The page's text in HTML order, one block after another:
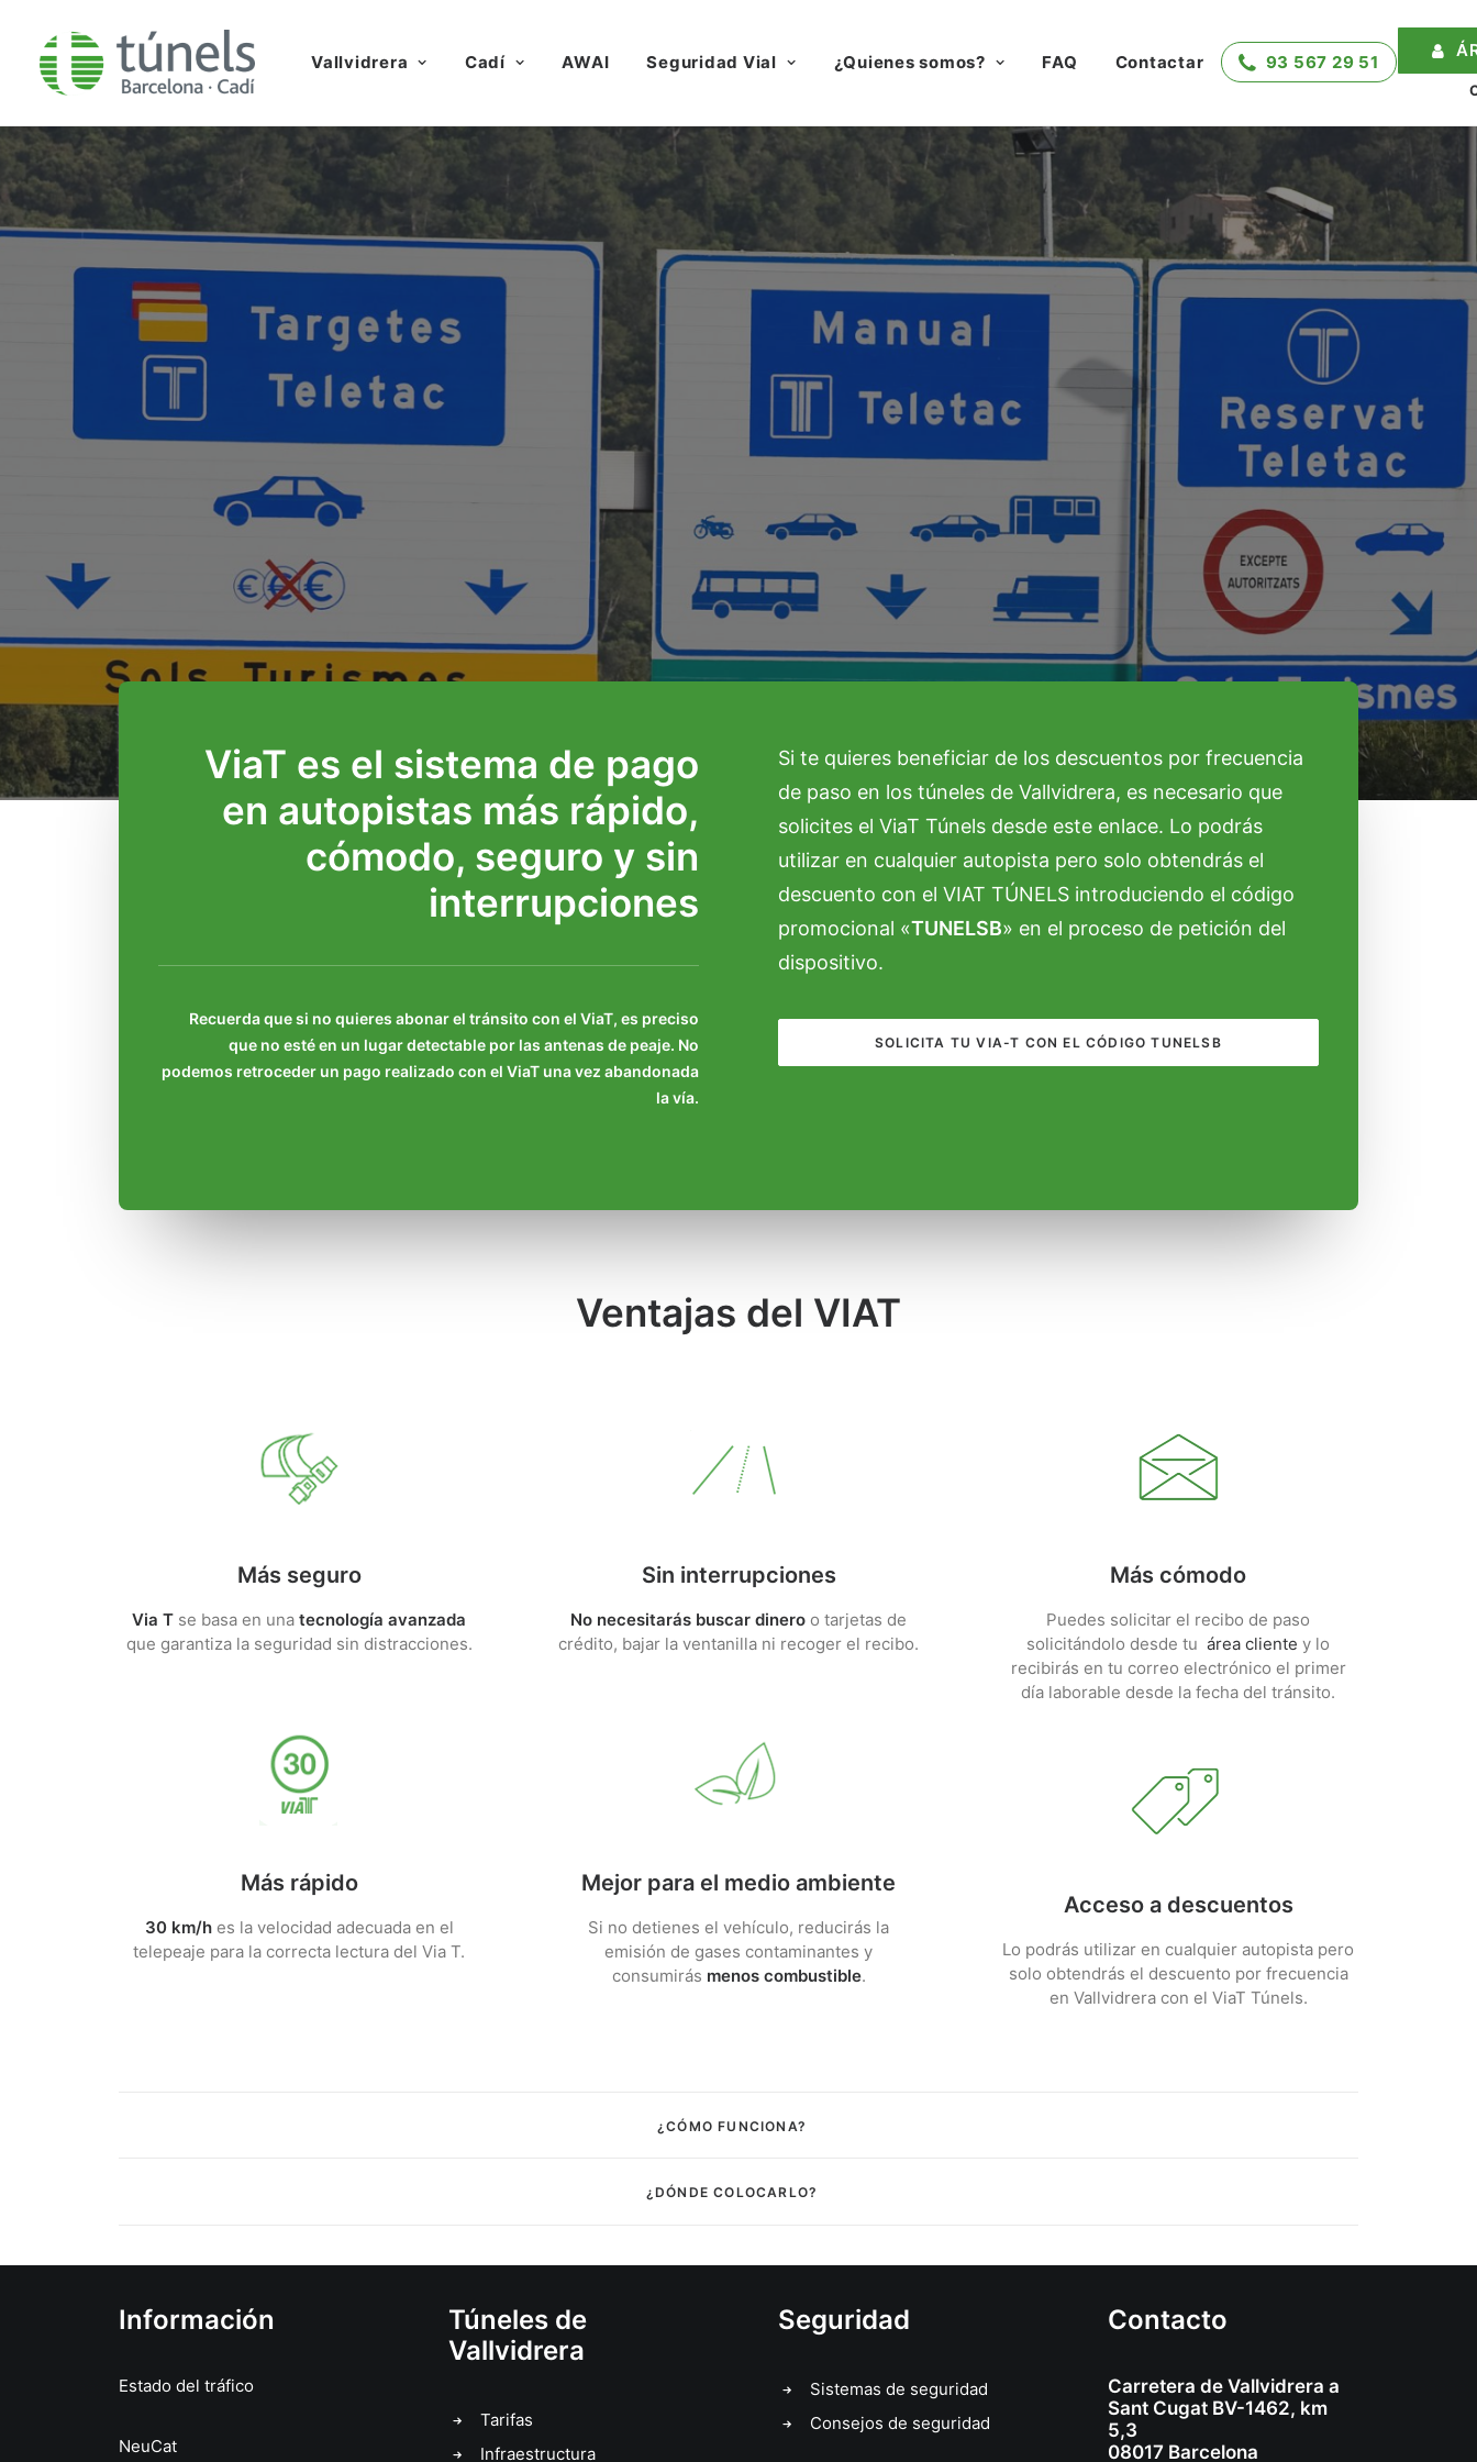
Vallvidrera Cadí AWAI Seguridad Vial ¿Quienes somos? FAQ Contactar 93 567 29 51
ViaT es el sistema de pago
en autopistas más rápido,
cómodo, seguro y sin
interrupciones
Recuerda que si no quieres abonar el tránsito con el ViaT, es preciso
que no esté en un lugar detectable por las antenas de peaje. No
podemos retroceder un pago realizado con el ViaT una vez abandonada
la vía.
Si te quieres beneficiar de los descuentos por frecuencia
de paso en los túneles de Vallvidrera, es necesario que
solicites el ViaT Túnels desde este enlace. Lo podrás
utilizar en cualquier autopista pero solo obtendrás el
descuento con el VIAT TÚNELS introduciendo el código
promocional «TUNELSB» en el proceso de petición del
dispositivo.
SOLICITA TU VIA-T CON EL CÓDIGO TUNELSB
Ventajas del VIAT
Más seguro
Via T se basa en una tecnología avanzada
que garantiza la seguridad sin distracciones.
Más rápido
30 km/hes la velocidad adecuada en el
telepeaje para la correcta lectura del Via T.
Sin interrupciones
No necesitarás buscar dinero o tarjetas de
crédito, bajar la ventanilla ni recoger el recibo.
Mejor para el medio ambiente
Si no detienes el vehículo, reducirás la
emisión de gases contaminantes y
consumirás menos combustible.
Más cómodo
Puedes solicitar el recibo de paso
solicitándolo desde tu área cliente y lo
recibirás en tu correo electrónico el primer
día laborable desde la fecha del tránsito.
Acceso a descuentos
Lo podrás utilizar en cualquier autopista pero
solo obtendrás el descuento por frecuencia
en Vallvidrera con el ViaT Túnels.
¿CÓMO FUNCIONA?
¿DÓNDE COLOCARLO?
Información
Estado del tráfico
NeuCat
Túneles de
Vallvidrera
Tarifas
Infraestructura
Seguridad
Sistemas de seguridad
Consejos de seguridad
Contacto
Carretera de Vallvidrera a
Sant Cugat BV-1462, km
5,3
08017 Barcelona